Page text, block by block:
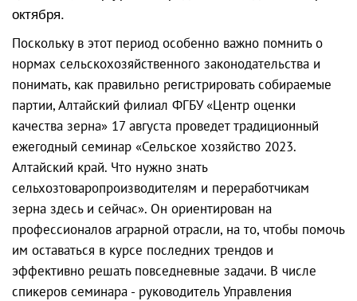
октября.
Поскольку в этот период особенно важно помнить о
нормах сельскохозяйственного законодательства и
понимать, как правильно регистрировать собираемые
партии, Алтайский филиал ФГБУ «Центр оценки
качества зерна» 17 августа проведет традиционный
ежегодный семинар «Сельское хозяйство 2023.
Алтайский край. Что нужно знать
сельхозтоваропроизводителям и переработчикам
зерна здесь и сейчас». Он ориентирован на
профессионалов аграрной отрасли, на то, чтобы помочь
им оставаться в курсе последних трендов и
эффективно решать повседневные задачи. В числе
спикеров семинара - руководитель Управления